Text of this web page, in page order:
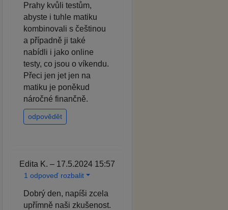
Prahy kvůli testům,
abyste i tuhle matiku
kombinovali s češtinou
a případně ji také
nabídli i jako online
testy, co jsou o víkendu.
Přeci jen jet jen na
matiku je poněkud
náročné finančně.
odpovědět
Edita K. – 17.5.2024 15:57
1 odpoveď rozbalit
Dobrý den, napíši zcela
upřímně naši zkušenost.